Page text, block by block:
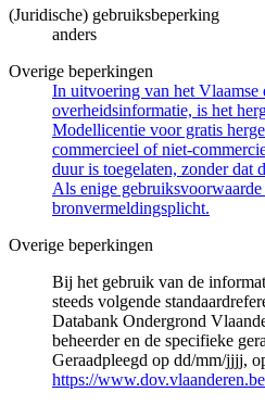
(Juridische) gebruiksbeperking
anders
Overige beperkingen
In uitvoering van het Vlaamse
overheidsinformatie, is het
Modellicentie voor gratis
commercieel of niet-
duur is toegelaten, zonder dat
Als enige gebruiksvoorwaarde
bronvermeldingsplicht.
Overige beperkingen
Bij het gebruik van de
steeds volgende
Databank Ondergrond
beheerder en de specifieke
Geraadpleegd op dd/mm/jjjj,
https://www.dov.vlaanderen.be